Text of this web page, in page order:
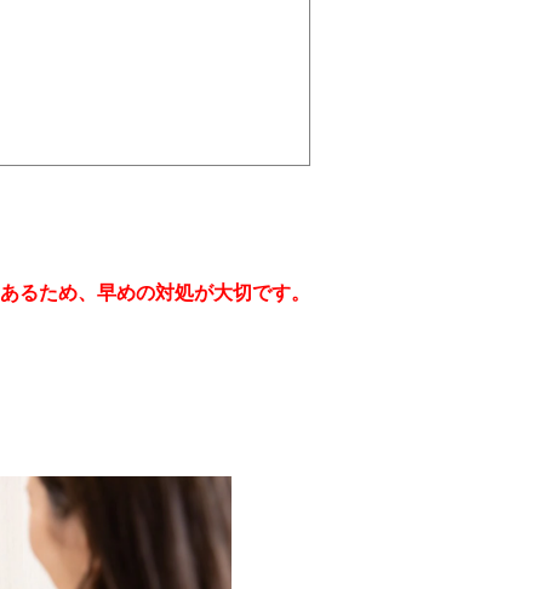
るため、早めの対処が大切です。